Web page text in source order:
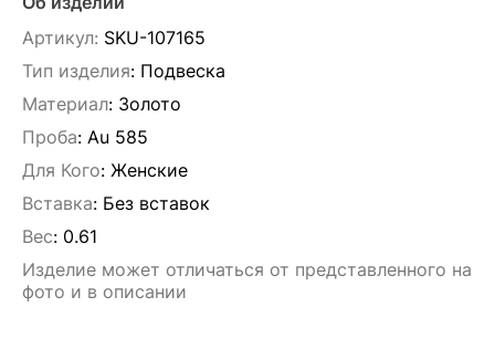
Артикул: SKU-107165
Тип изделия: Подвескa
Материал: Золото
Проба: Au 585
Для Кого: Женские
Вставка: Без вставок
Вес: 0.61
Изделие может отличаться от представленного на
фото и в описании